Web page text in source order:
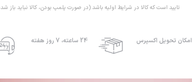
تایید است که کالا در شرایط اولیه باشد (در صورت پلمپ بودن، کالا نباید باز
امکان تحویل اکسپرس 24 ساعته، 7 روز هفته